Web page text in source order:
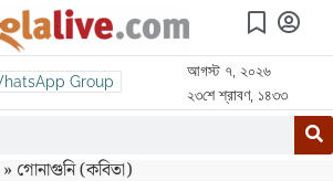
Group
আগস্ট ৭, ২০২৬
২৩শে শ্রাবণ, ১৪৩৩
» গোনাগুনি (কবিতা)